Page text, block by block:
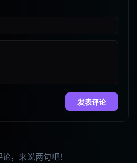
发表评论
，来说两句吧！